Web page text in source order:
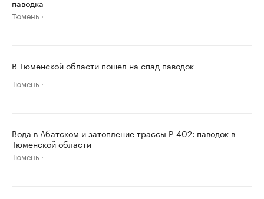
паводка
Тюмень
В Тюменской области пошел на спад паводок
Тюмень
Вода в Абатском и затопление трассы P-402: паводок в
Тюменской области
Тюмень